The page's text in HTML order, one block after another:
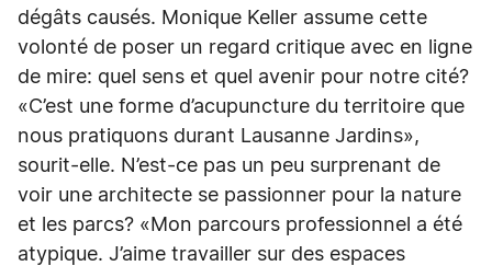
dégâts causés. Monique Keller assume cette
volonté de poser un regard critique avec en ligne
de mire: quel sens et quel avenir pour notre cité?
«C’est une forme d’acupuncture du territoire que
nous pratiquons durant Lausanne Jardins»,
sourit-elle. N’est-ce pas un peu surprenant de
voir une architecte se passionner pour la nature
et les parcs? «Mon parcours professionnel a été
atypique. J’aime travailler sur des espaces